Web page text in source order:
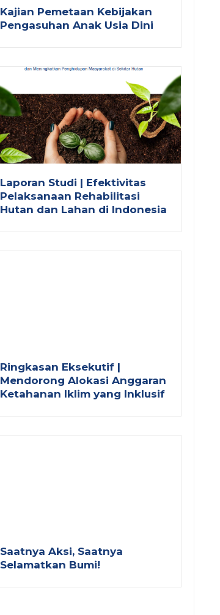
Kajian Pemetaan Kebijakan
Pengasuhan Anak Usia Dini
Laporan Studi | Efektivitas
Pelaksanaan Rehabilitasi
Hutan dan Lahan di Indonesia
Ringkasan Eksekutif |
Mendorong Alokasi Anggaran
Ketahanan Iklim yang Inklusif
Saatnya Aksi, Saatnya
Selamatkan Bumi!